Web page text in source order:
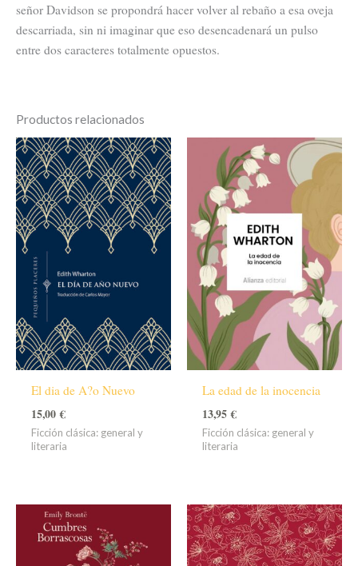
señor Davidson se propondrá hacer volver al rebaño a esa oveja
descarriada, sin ni imaginar que eso desencadenará un pulso
entre dos caracteres totalmente opuestos.
Productos relacionados
El dia de A?o Nuevo
15,00€
Ficción clásica: general y
literaria
La edad de la inocencia
13,95€
Ficción clásica: general y
literaria